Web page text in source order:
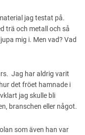
jag testat på.
trä och metall och så
mig i. Men vad? Vad
Jag har aldrig varit
det fröet hamnade i
jag skulle bli
branschen eller något.
som även han var